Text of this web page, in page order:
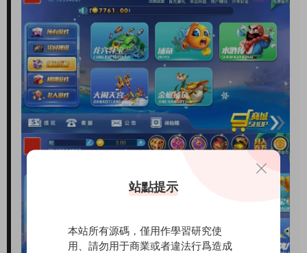
站點提示
本站所有源碼，僅用作學習研究使
用、請勿用于商業或者違法行爲造成